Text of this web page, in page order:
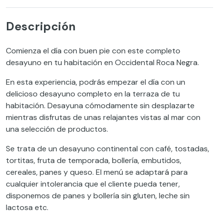
Descripción
Comienza el día con buen pie con este completo
desayuno en tu habitación en Occidental Roca Negra.
En esta experiencia, podrás empezar el día con un
delicioso desayuno completo en la terraza de tu
habitación. Desayuna cómodamente sin desplazarte
mientras disfrutas de unas relajantes vistas al mar con
una selección de productos.
Se trata de un desayuno continental con café, tostadas,
tortitas, fruta de temporada, bollería, embutidos,
cereales, panes y queso. El menú se adaptará para
cualquier intolerancia que el cliente pueda tener,
disponemos de panes y bollería sin gluten, leche sin
lactosa etc.